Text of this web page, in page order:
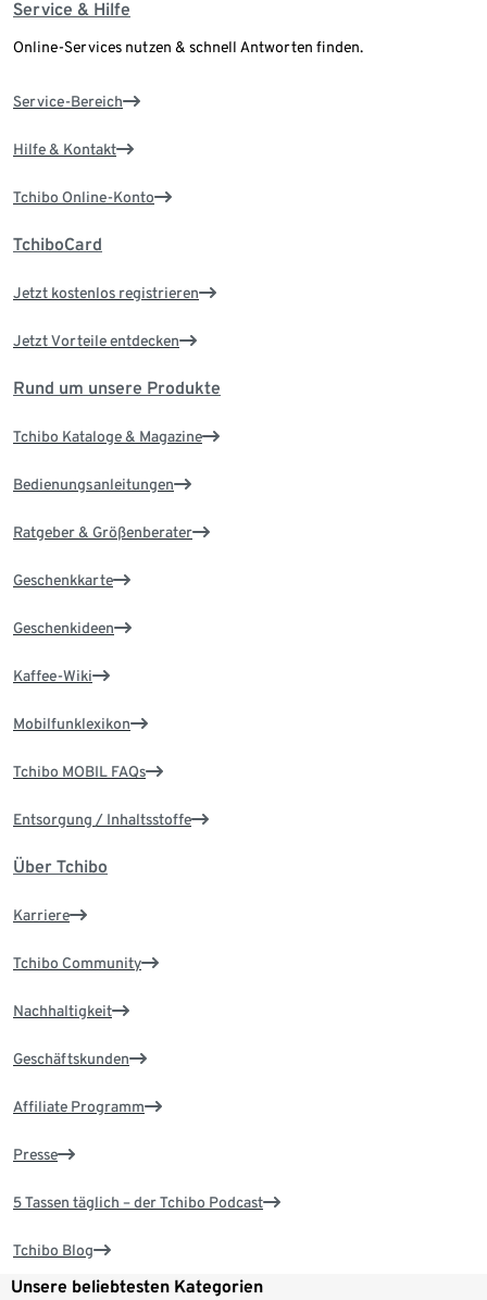
Service & Hilfe
Online-Services nutzen & schnell Antworten finden.
Service-Bereich
Hilfe & Kontakt
Tchibo Online-Konto
TchiboCard
Jetzt kostenlos registrieren
Jetzt Vorteile entdecken
Rund um unsere Produkte
Tchibo Kataloge & Magazine
Bedienungsanleitungen
Ratgeber & Größenberater
Geschenkkarte
Geschenkideen
Kaffee-Wiki
Mobilfunklexikon
Tchibo MOBIL FAQs
Entsorgung / Inhaltsstoffe
Über Tchibo
Karriere
Tchibo Community
Nachhaltigkeit
Geschäftskunden
Affiliate Programm
Presse
5 Tassen täglich – der Tchibo Podcast
Tchibo Blog
Unsere beliebtesten Kategorien